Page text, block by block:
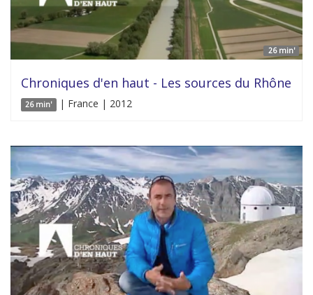
26 min'
Chroniques d'en haut - Les sources du Rhône
26 min' | France | 2012